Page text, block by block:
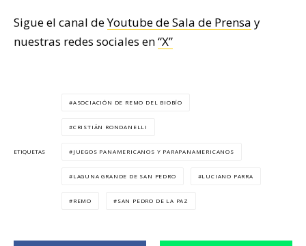
Sigue el canal deYoutube de Sala de Prensa y
nuestras redes sociales en“X”
ETIQUETAS
ASOCIACIÓN DE REMO DEL BIOBÍO
CRISTIÁN RONDANELLI
JUEGOS PANAMERICANOS Y PARAPANAMERICANOS
LAGUNA GRANDE DE SAN PEDRO LUCIANO PARRA
REMO SAN PEDRO DE LA PAZ